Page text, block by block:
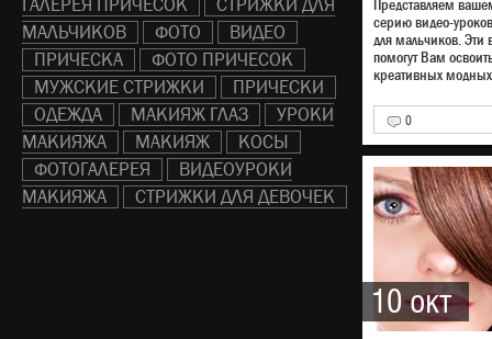
ГАЛЕРЕЯ ПРИЧЕСОК
СТРИЖКИ ДЛЯ
МАЛЬЧИКОВ
ФОТО
ВИДЕО
ПРИЧЕСКА
ФОТО ПРИЧЕСОК
МУЖСКИЕ СТРИЖКИ
ПРИЧЕСКИ
ОДЕЖДА
МАКИЯЖ ГЛАЗ
УРОКИ
МАКИЯЖА
МАКИЯЖ
КОСЫ
ФОТОГАЛЕРЕЯ
ВИДЕОУРОКИ
МАКИЯЖА
СТРИЖКИ ДЛЯ ДЕВОЧЕК
Представляем
серию видео-
для мальчиков. Эти
помогут Вам
креативных
0
10 окт